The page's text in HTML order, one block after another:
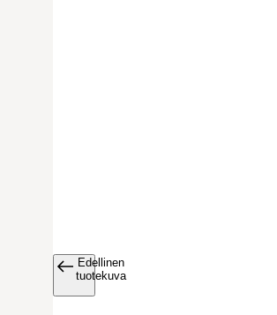
Edellinen
tuotekuva